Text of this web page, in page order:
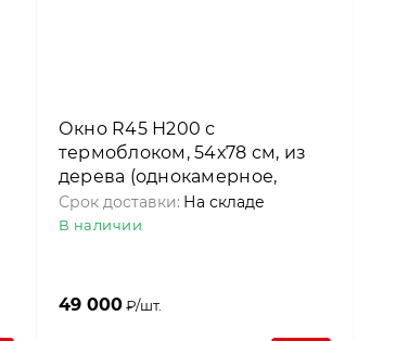
Окно R45 Н200 с
термоблоком, 54х78 см, из
дерева (однокамерное,
среднеповоротное), Roto
Срок доставки: На складе
В наличии
49 000₽/шт.